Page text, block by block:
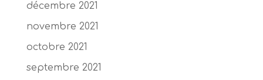
décembre 2021
novembre 2021
octobre 2021
septembre 2021